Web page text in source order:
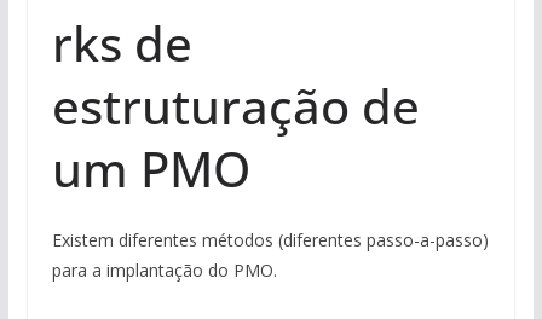
rks de
estruturação de
um PMO
Existem diferentes métodos (diferentes passo-a-passo)
para a implantação do PMO.